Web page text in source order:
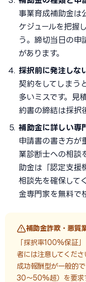
事業育成補助金は
ケジュールを把握
う。締切当日の申
があります。
採択前に発注しな
契約をしてしまう
多いミスです。見
約書の締結は採択
補助金に詳しい専
申請書の書き方が
業診断士への相談
助金は「認定支援
相談先を確保して
金専門家を無料で
補助金詐欺・悪質
「採択率100%保証
者には注意してくだ
成功報酬型が一般的
30〜50%超）を要求